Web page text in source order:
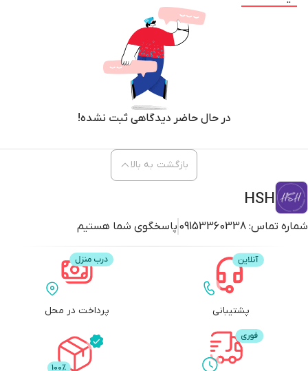
در حال حاضر دیدگاهی ثبت نشده!
HSH
شماره تماس: 09153360338 پاسخگوی شما هستیم
بازگشت به بالا
پشتیبانی پرداخت در محل